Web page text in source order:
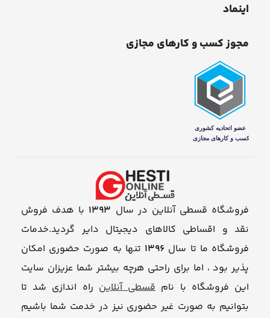
اینماد
مجوز کسب و کارهای مجازی
فروشگاه قسطی آنلاین در سال 1393 با هدف فروش
نقد و اقساطی کالاهای دیجیتال دایر گردید.خدمات
فروشگاه ما تا سال 1396 تنها به صورت حضوری امکان
پذیر بود ، اما برای راحتی هرچه بیشتر شما عزیزان سایت
این فروشگاه با نامقسطی آنلاین راه اندازی شد تا
بتوانیم به صورت غیر حضوری نیز در خدمت شما باشیم